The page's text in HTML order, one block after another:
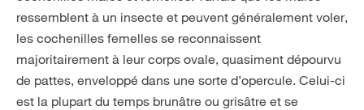
ressemblent à un insecte et peuvent généralement voler,
les cochenilles femelles se reconnaissent
majoritairement à leur corps ovale, quasiment dépourvu
de pattes, enveloppé dans une sorte d’opercule. Celui-ci
est la plupart du temps brunâtre ou grisâtre et se